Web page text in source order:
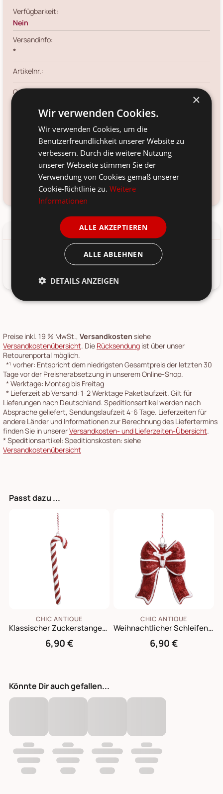
Verfügbarkeit:
Nein
Versandinfo:
*
Artikelnr.:
Größe:
Material:
Voraussichtliche Lieferung:
Frage zum Produkt?Kundenservice kontaktieren
Produkt-/Sicherheitshinweise
Klassischer Weihnachtsanzug Aufhänger von Chic Antique,
Preise inkl. 19 % MwSt., Versandkosten siehe
Versandkostenübersicht. Die Rücksendung ist über unser
Retourenportal möglich.
*¹ vorher: Entspricht dem niedrigsten Gesamtpreis der letzten 30
Tage vor der Preisherabsetzung in unserem Online-Shop.
*Werktage: Montag bis Freitag
* Lieferzeit ab Versand: 1-2 Werktage Paketlaufzeit. Gilt für
Lieferungen nach Deutschland. Speditionsartikel werden nach
Absprache geliefert, Sendungslaufzeit 4-6 Tage. Lieferzeiten für
andere Länder und Informationen zur Berechnung des Liefertermins
finden Sie in unsererVersandkosten- und Lieferzeiten-Übersicht.
*Speditionsartikel: Speditionskosten: siehe
Versandkostenübersicht
Passt dazu ...
CHIC ANTIQUE
Klassischer Zuckerstangen Aufhänger
6,90 €
CHIC ANTIQUE
Weihnachtlicher Schleifen Aufhänger
6,90 €
Könnte Dir auch gefallen...
×
Wir verwenden Cookies.
Wir verwenden Cookies, um die
Benutzerfreundlichkeit unserer Website zu
verbessern. Durch die weitere Nutzung
unserer Webseite stimmen Sie der
Verwendung von Cookies gemäß unserer
Cookie-Richtlinie zu.Weitere
Informationen
ALLE AKZEPTIEREN
ALLE ABLEHNEN
DETAILS ANZEIGEN